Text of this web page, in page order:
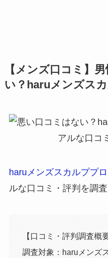
【メンズ口コミ】
い？haruメンズス
haruメンズスカルププロ
ルな口コミ・評判を調
【口コミ・評判調査概要
調査対象：haruメンズ